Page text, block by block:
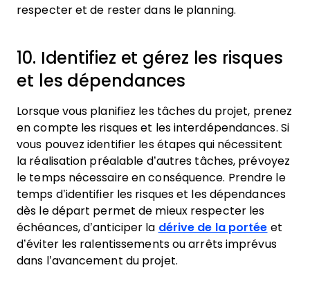
respecter et de rester dans le planning.
10. Identifiez et gérez les risques
et les dépendances
Lorsque vous planifiez les tâches du projet, prenez
en compte les risques et les interdépendances. Si
vous pouvez identifier les étapes qui nécessitent
la réalisation préalable d’autres tâches, prévoyez
le temps nécessaire en conséquence. Prendre le
temps d’identifier les risques et les dépendances
dès le départ permet de mieux respecter les
échéances, d’anticiper la dérive de la portée et
d’éviter les ralentissements ou arrêts imprévus
dans l’avancement du projet.